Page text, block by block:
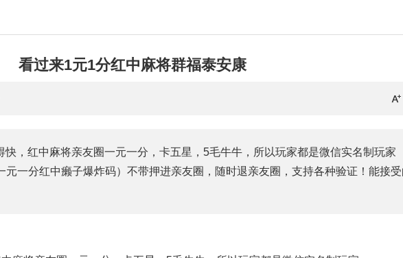
看过来1元1分红中麻将群福泰安康
，红中麻将亲友圈一元一分，卡五星，5毛牛牛，所以玩家都是微信实名制玩家
元一分红中癞子爆炸码）不带押进亲友圈，随时退亲友圈，支持各种验证！能接